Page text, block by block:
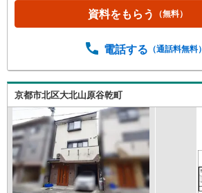
資料をもらう （無料）
電話する （通話料無料）
京都市北区大北山原谷乾町